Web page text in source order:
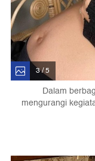
3 / 5
Dalam
mengurangi